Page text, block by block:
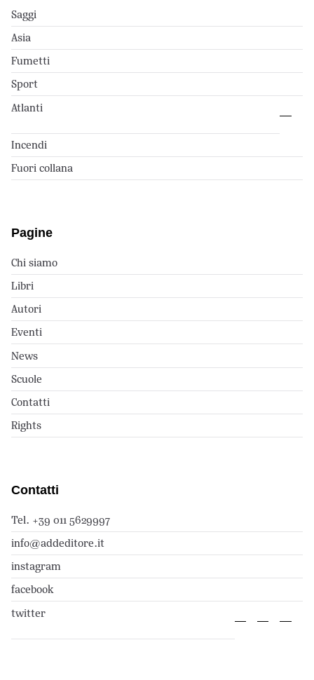
Saggi
Asia
Fumetti
Sport
Atlanti
Incendi
Fuori collana
Pagine
Chi siamo
Libri
Autori
Eventi
News
Scuole
Contatti
Rights
Contatti
Tel. +39 011 5629997
info@addeditore.it
instagram
facebook
twitter